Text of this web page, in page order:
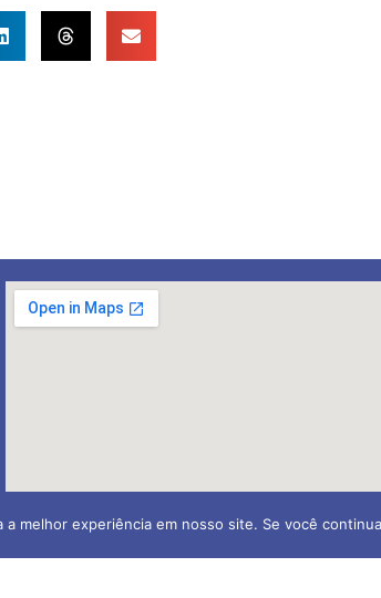
Rural Ltda
melhor experiência em nosso site. Se você